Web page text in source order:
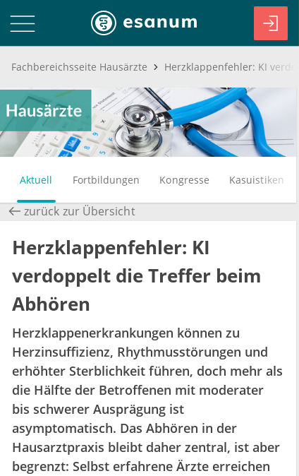
Fachbereichsseite Hausärzte
Aktuell Fortbildungen Kongresse Kasuistiken
zurück zur Übersicht
Herzklappenfehler: KI
verdoppelt die Treffer beim
Abhören
Herzklappenerkrankungen können zu
Herzinsuffizienz, Rhythmusstörungen und
erhöhter Sterblichkeit führen, doch mehr als
die Hälfte der Betroffenen mit moderater
bis schwerer Ausprägung ist
asymptomatisch. Das Abhören in der
Hausarztpraxis bleibt daher zentral, ist aber
begrenzt: Selbst erfahrene Ärzte erreichen